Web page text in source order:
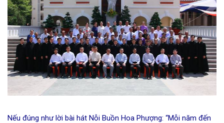
Nếu đúng như lời bài hát Nỗi Buồn Hoa Phượng: “Mỗi năm đến